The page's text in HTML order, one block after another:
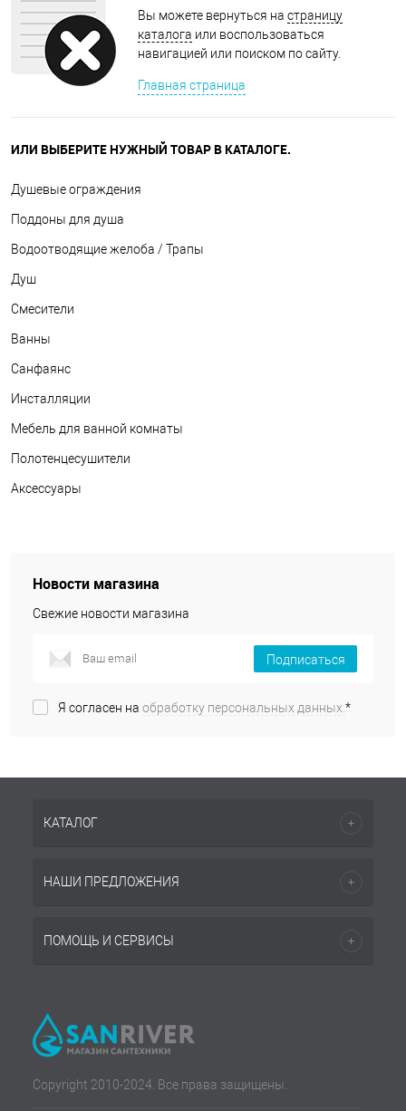
Вы можете вернуться на страницу
каталога или воспользоваться
навигацией или поиском по сайту.
Главная страница
ИЛИ ВЫБЕРИТЕ НУЖНЫЙ ТОВАР В КАТАЛОГЕ.
Душевые ограждения
Поддоны для душа
Водоотводящие желоба / Трапы
Душ
Смесители
Ванны
Санфаянс
Инсталляции
Мебель для ванной комнаты
Полотенцесушители
Аксессуары
Новости магазина
Свежие новости магазина
Подписаться
Я согласен на обработку персональных данных.*
КАТАЛОГ
НАШИ ПРЕДЛОЖЕНИЯ
ПОМОЩЬ И СЕРВИСЫ
Copyright 2010-2024. Все права защищены.